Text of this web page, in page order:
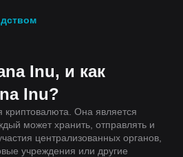
Inu, и как
Inu?
Она является
может хранить, отправлять и
централизованных органов,
учреждения или другие